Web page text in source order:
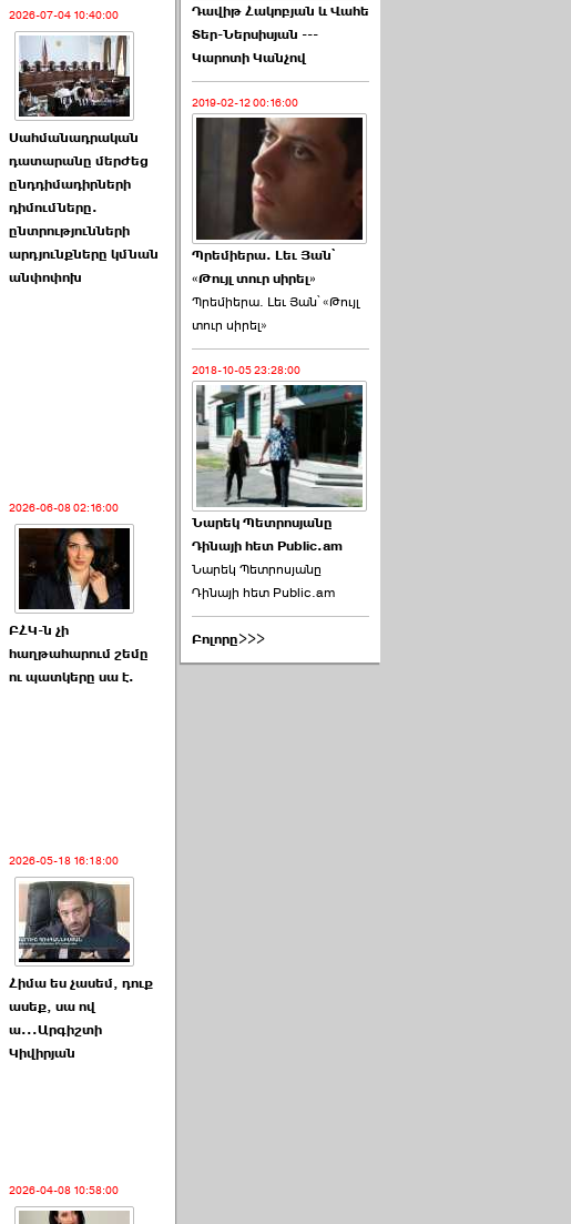
2026-07-04 10:40:00
Սահմանադրական
դատարանը մերժեց
ընդդիմադիրների
դիմումները.
ընտրությունների
արդյունքները կմնան
անփոփոխ
2026-06-08 02:16:00
ԲՀԿ-ն չի
հաղթահարում շեմը
ու պատկերը սա է.
2026-05-18 16:18:00
Հիմա ես չասեմ, դուք
ասեք, սա ով
ա...Արգիշտի
Կիվիրյան
2026-04-08 10:58:00
Դավիթ Հակոբյան և Վահե
Տեր-Ներսիսյան ---
Կարոտի Կանչով
2019-02-12 00:16:00
Պրեմիերա. Լեւ Յան՝
«Թույլ տուր սիրել»
Պրեմիերա. Լեւ Յան՝ «Թույլ
տուր սիրել»
2018-10-05 23:28:00
Նարեկ Պետրոսյանը
Դինայի հետ Public.am
Նարեկ Պետրոսյանը
Դինայի հետ Public.am
Բոլորը>>>